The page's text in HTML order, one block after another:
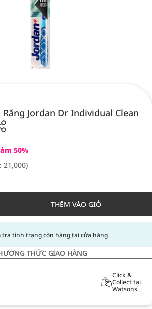
Jordan Dr Individual Clean
50%
21,000)
THÊM VÀO GIỎ
tra tình trạng còn hàng tại cửa hàng
THỨC GIAO HÀNG
Click &
Collect tại
Watsons